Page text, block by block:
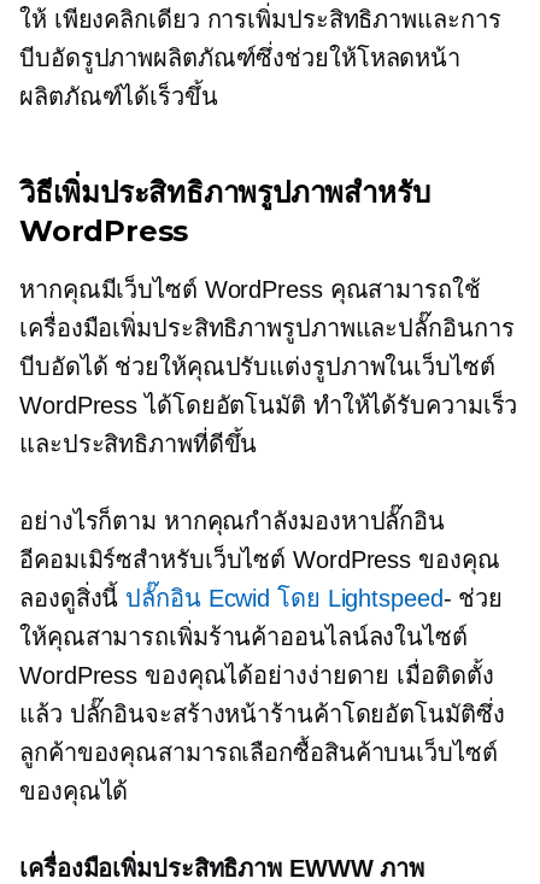
ให้ เพียงคลิกเดียว การเพิ่มประสิทธิภาพและการ
บีบอัดรูปภาพผลิตภัณฑ์ซึ่งช่วยให้โหลดหน้า
ผลิตภัณฑ์ได้เร็วขึ้น
วิธีเพิ่มประสิทธิภาพรูปภาพสำหรับ
WordPress
หากคุณมีเว็บไซต์ WordPress คุณสามารถใช้
เครื่องมือเพิ่มประสิทธิภาพรูปภาพและปลั๊กอินการ
บีบอัดได้ ช่วยให้คุณปรับแต่งรูปภาพในเว็บไซต์
WordPress ได้โดยอัตโนมัติ ทำให้ได้รับความเร็ว
และประสิทธิภาพที่ดีขึ้น
อย่างไรก็ตาม หากคุณกำลังมองหาปลั๊กอิน
อีคอมเมิร์ซสำหรับเว็บไซต์ WordPress ของคุณ
ลองดูสิ่งนี้ ปลั๊กอิน Ecwid โดย Lightspeed- ช่วย
ให้คุณสามารถเพิ่มร้านค้าออนไลน์ลงในไซต์
WordPress ของคุณได้อย่างง่ายดาย เมื่อติดตั้ง
แล้ว ปลั๊กอินจะสร้างหน้าร้านค้าโดยอัตโนมัติซึ่ง
ลูกค้าของคุณสามารถเลือกซื้อสินค้าบนเว็บไซต์
ของคุณได้
เครื่องมือเพิ่มประสิทธิภาพ EWWW ภาพ